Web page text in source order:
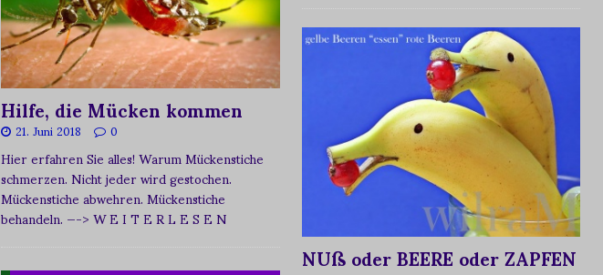
Hilfe, die Mücken kommen
21. Juni 2018 0
Hier erfahren Sie alles! Warum Mückenstiche
schmerzen. Nicht jeder wird gestochen.
Mückenstiche abwehren. Mückenstiche
behandeln.—-> W E I T E R L E S E N
NUß oder BEERE oder ZAPFEN